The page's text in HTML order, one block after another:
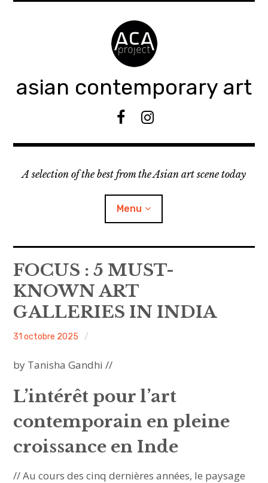
asian contemporary art
F
I
s
a
g
a
A selection of the best from the Asian art scene today
Menu
KEEP AN EYE ON
HAVE YOU MET
MEET US
NEWSLETTER
FOCUS : 5 MUST-
KNOWN ART
GALLERIES IN INDIA
ACA
31 octobre 2025
by Tanisha Gandhi //
L’intérêt pour l’art
contemporain en pleine
croissance en Inde
// Au cours des cinq dernières années, le paysage